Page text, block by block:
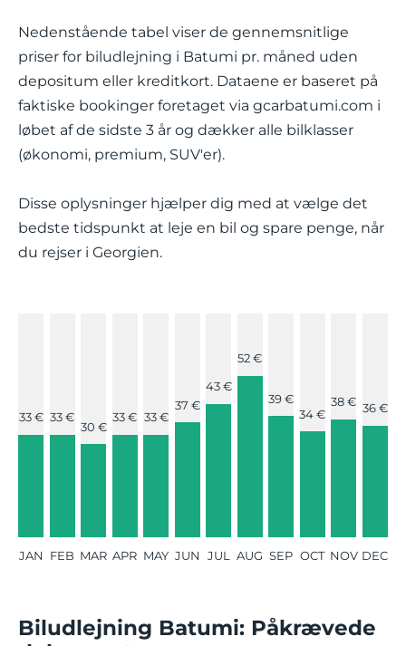
Nedenstående tabel viser de gennemsnitlige
priser for biludlejning i Batumi pr. måned uden
depositum eller kreditkort. Dataene er baseret på
faktiske bookinger foretaget via gcarbatumi.com i
løbet af de sidste 3 år og dækker alle bilklasser
(økonomi, premium, SUV'er).
Disse oplysninger hjælper dig med at vælge det
bedste tidspunkt at leje en bil og spare penge, når
du rejser i Georgien.
33 €
JAN
33 €
FEB
30 €
MAR
33 €
APR
33 €
MAY
37 €
JUN
43 €
JUL
52 €
AUG
39 €
SEP
34 €
OCT
38 €
NOV
36 €
DEC
Biludlejning Batumi: Påkrævede